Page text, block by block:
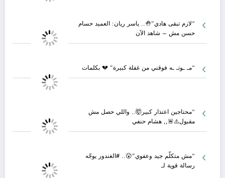
“لازم تبقى هادي”🤚.. ياسر ريان: العميد حسام
حسن مش – شاهد الآن
“مـ ـوتـ ـه فوقني من غفلة كبيرة” 💔 بكلمات
“محتاجين اعتذار كبير🤯.. واللي حصل مش
مقبول⚠️🚨,, هشام حنفي
“مش متكلّم جيد وعفوي”😮.. #الغندور يوجّه
رسالة قوية لـ